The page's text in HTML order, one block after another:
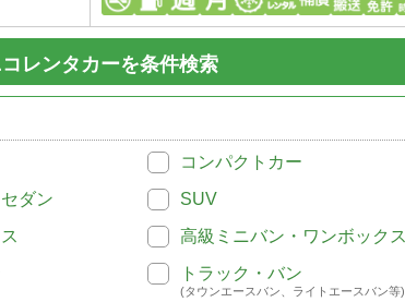
レンタカーを条件検索
コンパクトカー
ダン
SUV
高級ミニバン・ワンボックス
トラック・バン
(タウンエースバン、ライトエースバン等)